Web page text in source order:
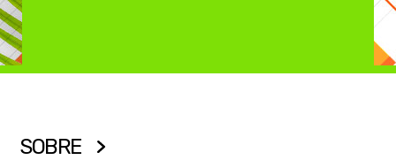
SOBRE